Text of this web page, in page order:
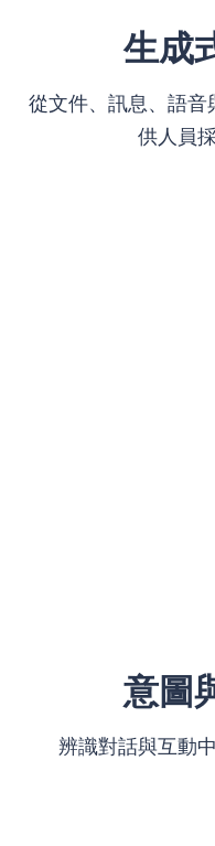
生成
從文件、訊息、語
供人員
意圖
辨識對話與互動